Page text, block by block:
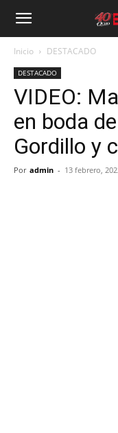
Inicio DESTACADO
DESTACADO
VIDEO:
en boda
Gordillo y
Por admin - 13 febrero,